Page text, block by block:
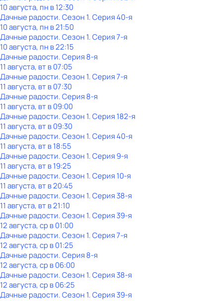
10 августа, пн в 12:30
Дачные радости. Сезон 1. Серия 40-я
10 августа, пн в 21:50
Дачные радости. Сезон 1. Серия 7-я
10 августа, пн в 22:15
Дачные радости. Серия 8-я
11 августа, вт в 07:05
Дачные радости. Сезон 1. Серия 7-я
11 августа, вт в 07:30
Дачные радости. Серия 8-я
11 августа, вт в 09:00
Дачные радости. Сезон 1. Серия 182-я
11 августа, вт в 09:30
Дачные радости. Сезон 1. Серия 40-я
11 августа, вт в 18:55
Дачные радости. Сезон 1. Серия 9-я
11 августа, вт в 19:25
Дачные радости. Сезон 1. Серия 10-я
11 августа, вт в 20:45
Дачные радости. Сезон 1. Серия 38-я
11 августа, вт в 21:10
Дачные радости. Сезон 1. Серия 39-я
12 августа, ср в 01:00
Дачные радости. Сезон 1. Серия 7-я
12 августа, ср в 01:25
Дачные радости. Серия 8-я
12 августа, ср в 06:00
Дачные радости. Сезон 1. Серия 38-я
12 августа, ср в 06:25
Дачные радости. Сезон 1. Серия 39-я